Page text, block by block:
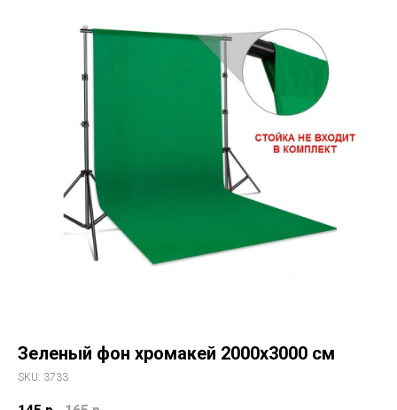
Зеленый фон хромакей 2000x3000 см
SKU: 3733